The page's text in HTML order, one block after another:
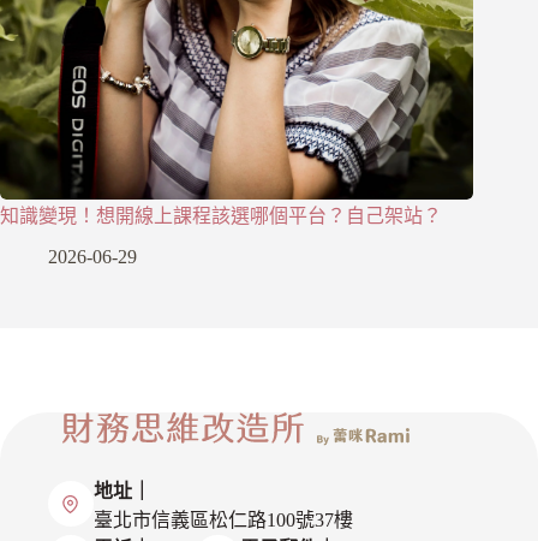
知識變現！想開線上課程該選哪個平台？自己架站？
2026-06-29
地址｜
臺北市信義區松仁路100號37樓